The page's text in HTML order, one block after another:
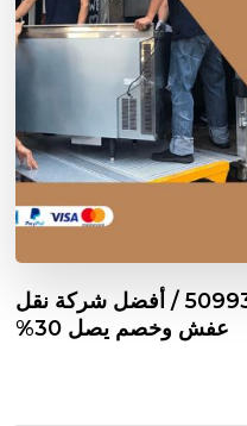
نقل اثاث في الروضة / 50993677 / أفضل شركة نقل
عفش وخصم يصل 30%